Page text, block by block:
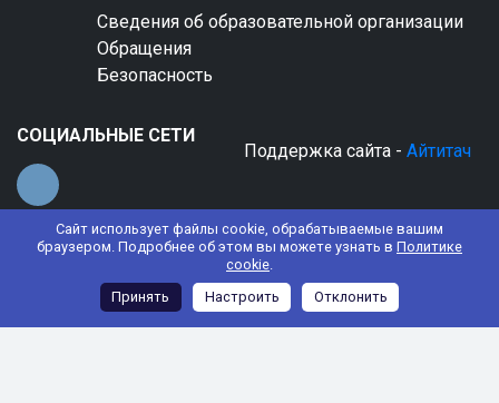
Сайт использует файлы cookie, обрабатываемые вашим
браузером. Подробнее об этом вы можете узнать в Политике
cookie.
Принять
Настроить Отклонить
Сведения об образовательной организации
Обращения
Безопасность
СОЦИАЛЬНЫЕ СЕТИ
Поддержка сайта - Айтитач
© 2022 АНО ДО "Планета детства "Лада"